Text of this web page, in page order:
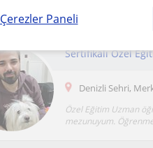
Çerezler Paneli
olan tüm öğrencilere
Sertifikalı Özel
Denizli Sehri,
Özel Eğitim Uzman
mezunuyum.